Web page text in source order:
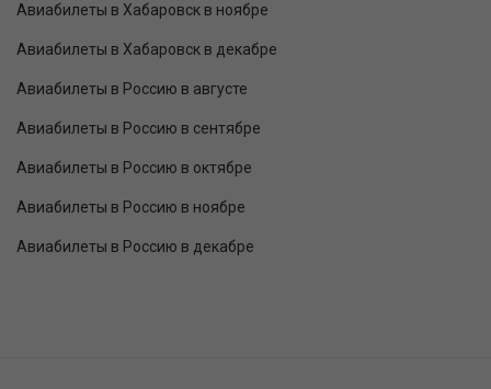
Авиабилеты в Хабаровск в ноябре
Авиабилеты в Хабаровск в декабре
Авиабилеты в Россию в августе
Авиабилеты в Россию в сентябре
Авиабилеты в Россию в октябре
Авиабилеты в Россию в ноябре
Авиабилеты в Россию в декабре